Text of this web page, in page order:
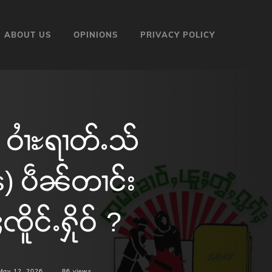
ABOUT US OPINIONS PRIVACY POLICY
ဝၢႆႊရၢတ်ႉသ်
ပဵၼ်တၢင်း
င်ႉႁိုဝ် ?